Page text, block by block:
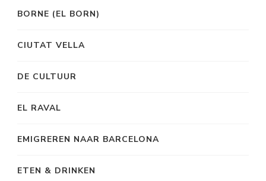
BORNE (EL BORN)
CIUTAT VELLA
DE CULTUUR
EL RAVAL
EMIGREREN NAAR BARCELONA
ETEN & DRINKEN